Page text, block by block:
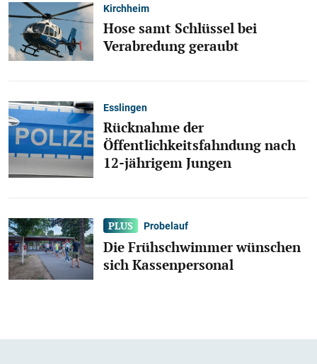
Kirchheim
Hose samt Schlüssel bei
Verabredung geraubt
Esslingen
Rücknahme der
Öffentlichkeitsfahndung nach
12-jährigem Jungen
Probelauf
Die Frühschwimmer wünschen
sich Kassenpersonal